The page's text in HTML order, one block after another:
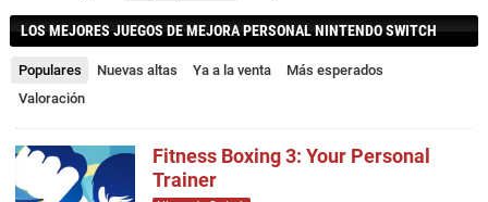
LOS MEJORES JUEGOS DE MEJORA PERSONAL NINTENDO SWITCH
Populares Nuevas altas Ya a la venta
Más esperados
Valoración
Fitness Boxing 3: Your Personal
Trainer